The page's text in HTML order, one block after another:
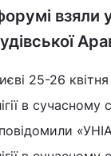
взяли
25-26
в сучасному